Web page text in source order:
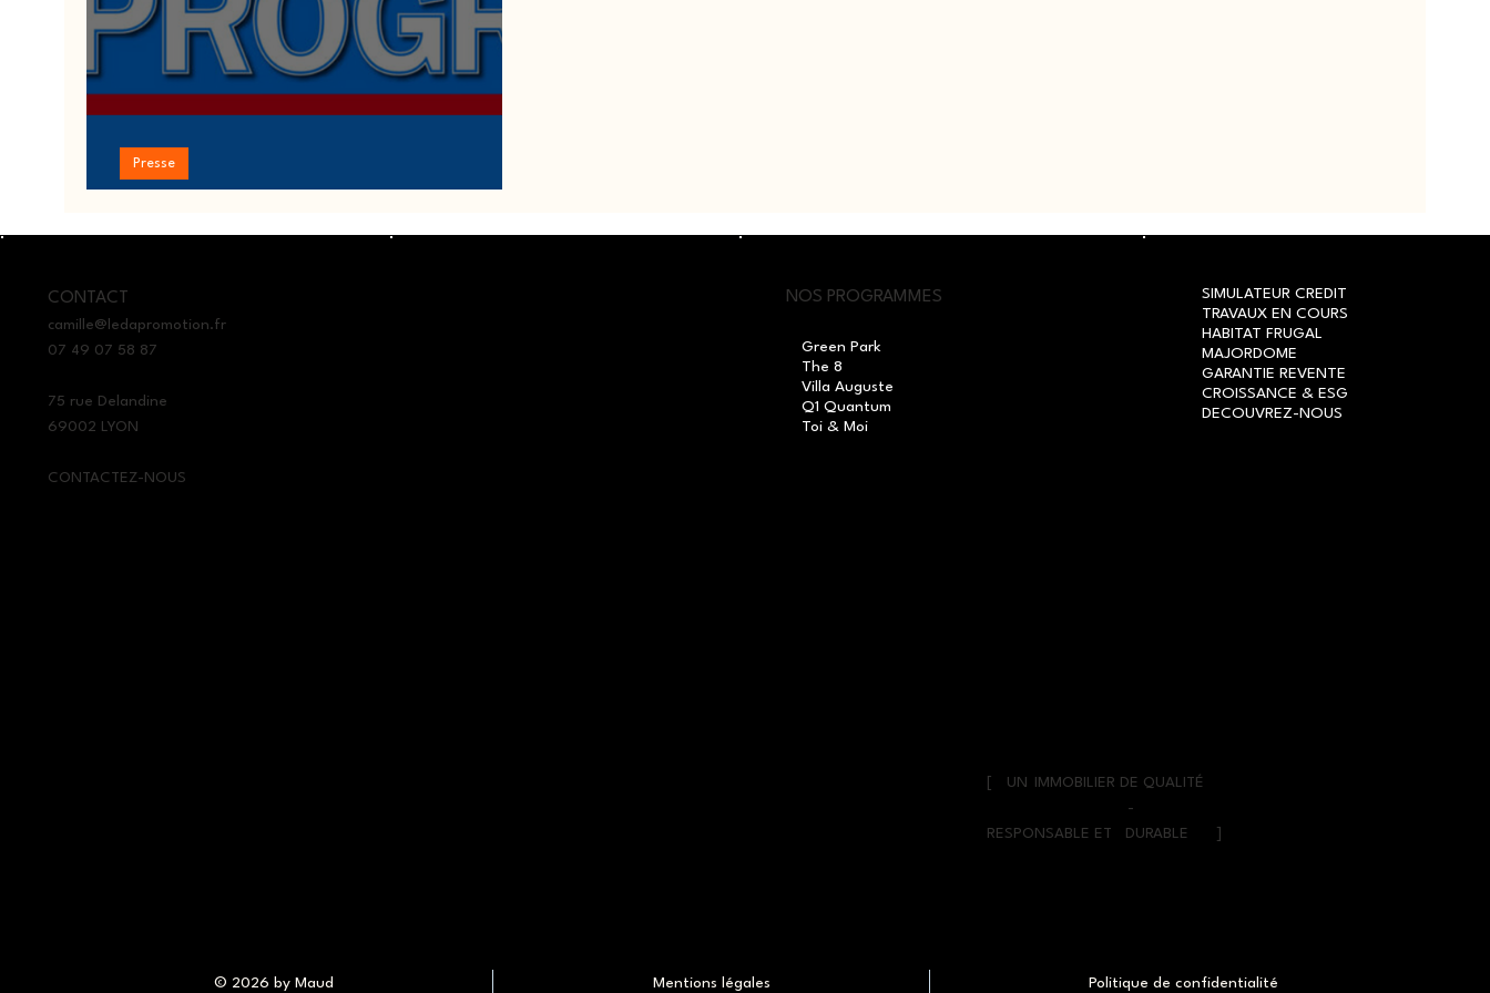
Presse
CONTACT
camille@ledapromotion.fr
07 49 07 58 87
75 rue Delandine
69002 LYON
CONTACTEZ-NOUS
NOS PROGRAMMES
Green Park
The 8
Villa Auguste
Q1 Quantum
Toi & Moi
SIMULATEUR CREDIT
TRAVAUX EN COURS
HABITAT FRUGAL
MAJORDOME
GARANTIE REVENTE
CROISSANCE & ESG
DECOUVREZ-NOUS
UN
IMMOBILIER DE QUALITÉ
-
RESPONSABLE ET
DURABLE
© 2026 by Maud Mentions légales Politique de confidentialité